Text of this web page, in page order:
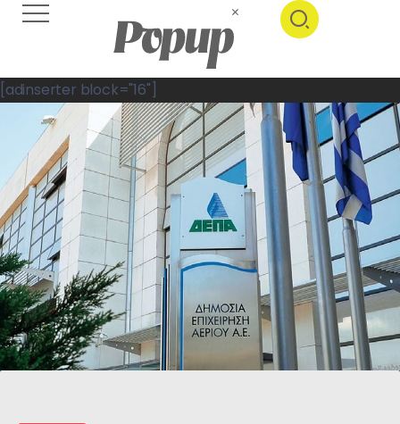
[adinserter block="16"]